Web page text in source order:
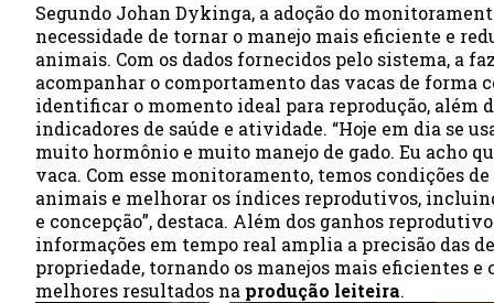
Segundo Johan Dykinga, a adoção do
necessidade de tornar o manejo mais eficiente e
animais. Com os dados fornecidos pelo sistema, a
acompanhar o comportamento das vacas de forma
identificar o momento ideal para reprodução, além
indicadores de saúde e atividade. “Hoje em dia se
muito hormônio e muito manejo de gado. Eu acho
vaca. Com esse monitoramento, temos condições
animais e melhorar os índices reprodutivos,
e concepção”, destaca. Além dos ganhos
informações em tempo real amplia a precisão das
propriedade, tornando os manejos mais eficientes
melhores resultados na produção leiteira.